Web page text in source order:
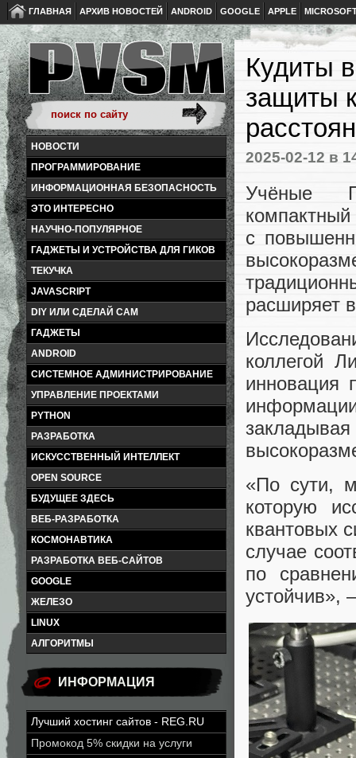
ГЛАВНАЯ АРХИВ НОВОСТЕЙ ANDROID GOOGLE APPLE
НОВОСТИ
ПРОГРАММИРОВАНИЕ
ИНФОРМАЦИОННАЯ БЕЗОПАСНОСТЬ
ЭТО ИНТЕРЕСНО
НАУЧНО-ПОПУЛЯРНОЕ
ГАДЖЕТЫ И УСТРОЙСТВА ДЛЯ ГИКОВ
ТЕКУЧКА
JAVASCRIPT
DIY ИЛИ СДЕЛАЙ САМ
ГАДЖЕТЫ
ANDROID
СИСТЕМНОЕ АДМИНИСТРИРОВАНИЕ
УПРАВЛЕНИЕ ПРОЕКТАМИ
PYTHON
РАЗРАБОТКА
ИСКУССТВЕННЫЙ ИНТЕЛЛЕКТ
OPEN SOURCE
БУДУЩЕЕ ЗДЕСЬ
ВЕБ-РАЗРАБОТКА
КОСМОНАВТИКА
РАЗРАБОТКА ВЕБ-САЙТОВ
GOOGLE
ЖЕЛЕЗО
LINUX
АЛГОРИТМЫ
ИНФОРМАЦИЯ
Лучший хостинг сайтов - REG.RU
Промокод 5% скидки на услуги
Кудиты
защиты
2025-02-12 в
Учёные
с
расширяет
коллегой
инновация
«По сути,
которую
квантовых
случае
по
устойчив»,